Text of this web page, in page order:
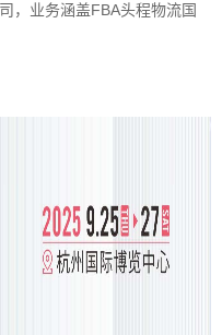
，业务涵盖FBA头程物流国